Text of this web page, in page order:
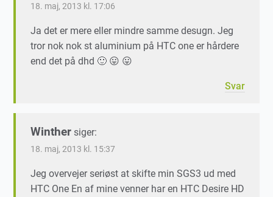
18. maj, 2013 kl. 17:06
Ja det er mere eller mindre samme desugn. Jeg
tror nok nok st aluminium på HTC one er hårdere
end det på dhd 🙂 😛 😛
Svar
Winther siger:
18. maj, 2013 kl. 15:37
Jeg overvejer seriøst at skifte min SGS3 ud med
HTC One En af mine venner har en HTC Desire HD